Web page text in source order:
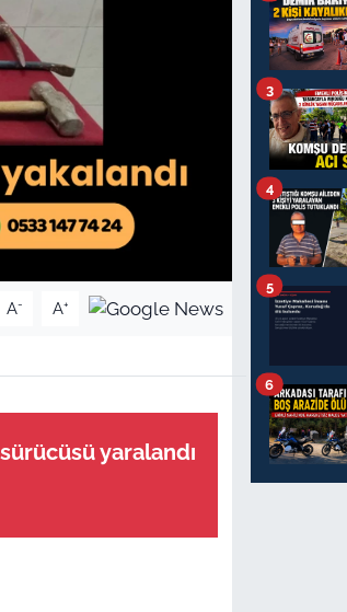
A- A+
yaralandı
3
4
5
6